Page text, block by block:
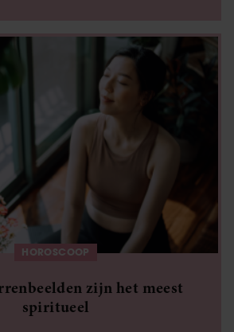
HOROSCOOP
zijn het meest
spiritueel